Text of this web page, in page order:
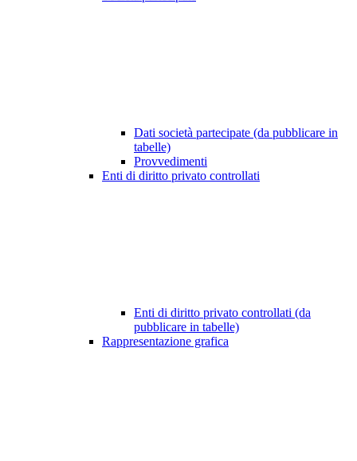
Dati società partecipate (da pubblicare in
tabelle)
Provvedimenti
Enti di diritto privato controllati
Enti di diritto privato controllati (da
pubblicare in tabelle)
Rappresentazione grafica